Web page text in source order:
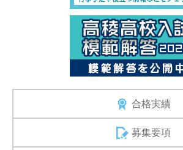
合格実績
募集要項